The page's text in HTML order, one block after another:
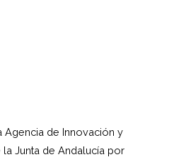
Agencia de Innovación y
Junta de Andalucía por